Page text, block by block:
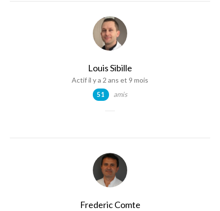
Louis Sibille
Actif il y a 2 ans et 9 mois
51 amis
Frederic Comte